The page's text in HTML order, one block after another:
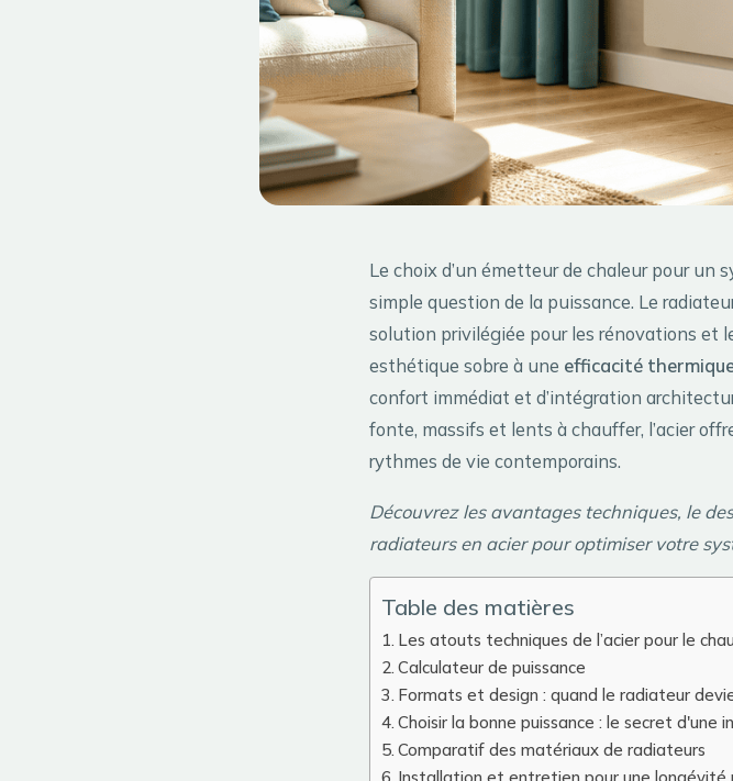
Le choix d’un émetteur de chaleur pour un
simple question de la puissance. Le
solution privilégiée pour les rénovations et
esthétique sobre à une efficacité
confort immédiat et d’intégration
fonte, massifs et lents à chauffer, l’acier
rythmes de vie contemporains.
Découvrez les avantages techniques, le
radiateurs en acier pour optimiser votre
Table des matières
Les atouts techniques de l’acier pour le
Calculateur de puissance
Formats et design : quand le radiateur
Choisir la bonne puissance : le secret
Comparatif des matériaux de radiateurs